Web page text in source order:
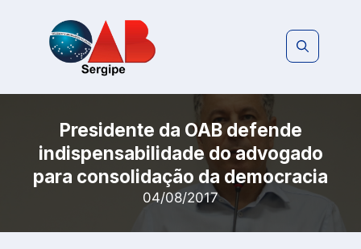
Presidente da OAB defende
indispensabilidade do advogado
para consolidação da democracia
04/08/2017